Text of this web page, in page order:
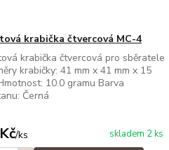
krabička čtvercová MC-4
krabička čtvercová pro sběratele
krabičky: 41 mm x 41 mm x 15
10.0 gramu Barva
Černá
/ks skladem 2 ks